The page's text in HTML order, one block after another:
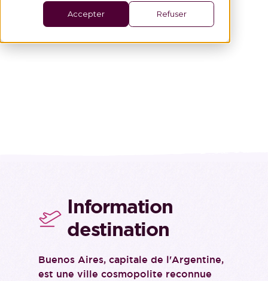
Accepter Refuser
Information
destination
Buenos Aires, capitale de l'Argentine,
est une ville cosmopolite reconnue